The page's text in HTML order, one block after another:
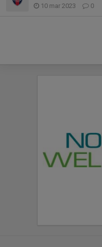
10 mar 2023 0